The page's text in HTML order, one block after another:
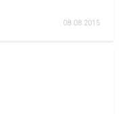
08.08.2015